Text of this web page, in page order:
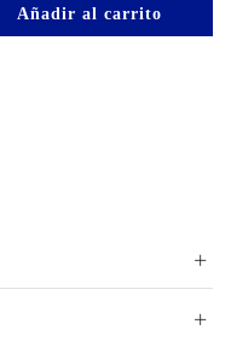
Añadir al carrito